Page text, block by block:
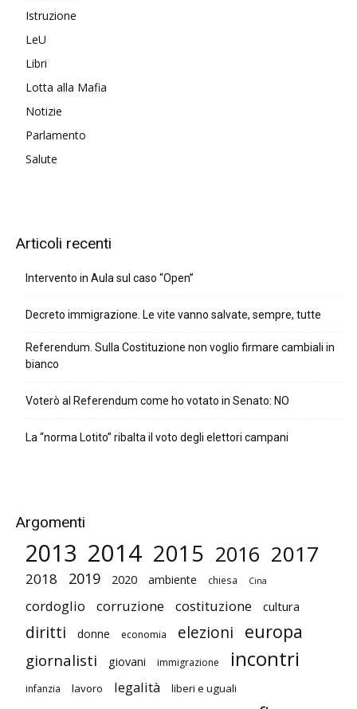
Istruzione
LeU
Libri
Lotta alla Mafia
Notizie
Parlamento
Salute
Articoli recenti
Intervento in Aula sul caso “Open”
Decreto immigrazione. Le vite vanno salvate, sempre, tutte
Referendum. Sulla Costituzione non voglio firmare cambiali in
bianco
Voterò al Referendum come ho votato in Senato: NO
La “norma Lotito” ribalta il voto degli elettori campani
Argomenti
2013 2014 2015 2016 2017
2018 2019 2020 ambiente chiesa Cina
cordoglio corruzione costituzione cultura
diritti donne economia elezioni europa
giornalisti giovani immigrazione incontri
infanzia lavoro legalità liberi e uguali